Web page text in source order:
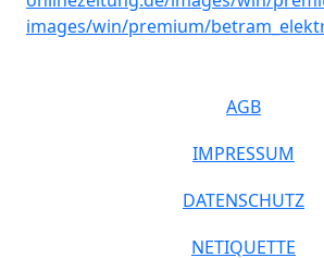
AGB
IMPRESSUM
DATENSCHUTZ
NETIQUETTE